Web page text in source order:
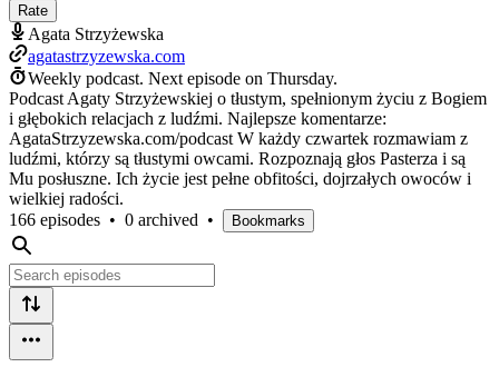
Rate
Agata Strzyżewska
agatastrzyzewska.com
Weekly podcast. Next episode on Thursday.
Podcast Agaty Strzyżewskiej o tłustym, spełnionym życiu z Bogiem
i głębokich relacjach z ludźmi. Najlepsze komentarze:
AgataStrzyzewska.com/podcast W każdy czwartek rozmawiam z
ludźmi, którzy są tłustymi owcami. Rozpoznają głos Pasterza i są
Mu posłuszne. Ich życie jest pełne obfitości, dojrzałych owoców i
wielkiej radości.
166 episodes • 0 archived • Bookmarks